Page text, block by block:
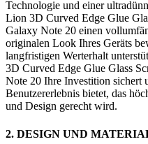
Technologie und einer
Lion 3D Curved Edge Glue
Galaxy Note 20 einen
originalen Look Ihres Geräts
langfristigen Werterhalt
3D Curved Edge Glue Glass
Note 20 Ihre Investition sichert
Benutzererlebnis bietet, das
und Design gerecht wird.
2. DESIGN UND